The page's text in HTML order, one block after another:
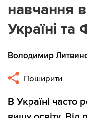
навчання в
Україні та
Володимир
Поширити
В Україні часто